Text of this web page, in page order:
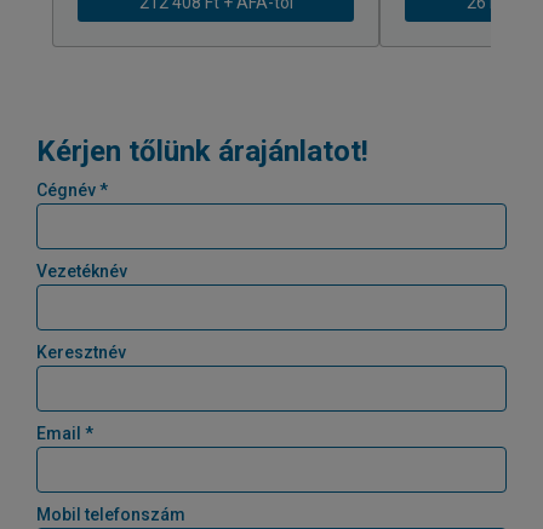
Kérjen tőlünk árajánlatot!
Cégnév *
Vezetéknév
Keresztnév
Email *
Mobil telefonszám